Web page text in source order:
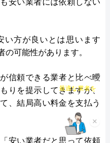
安い業者には依頼しない
い方が良いとは思います
の可能性があります。
信頼できる業者と比べ曖
りを提示してきますが、
、結局高い料金を支払う
安い業者だと思って依頼
×
チャット診断で
最適な業者を
ご提案